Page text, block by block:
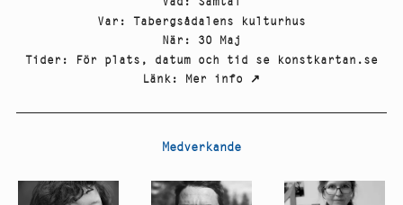
Var : Tabergsådalens kulturhus
När : 30 Maj
Tider :
För plats, datum och tid se konstkartan.se
Länk: Mer info ↗
Medverkande